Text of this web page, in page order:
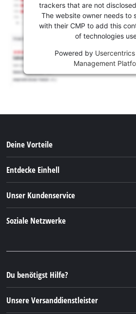
trackers that are not
The website owner needs to
with their CMP to add this
of technologies
Powered by
Management
Deine Vorteile
Entdecke Einhell
Nachhaltigkeit
Unser Kundenservice
FAQs
Rücksendungen / Widerruf
Verpackungsrichtlinien
Soziale Netzwerke
Instagram
TikTok
Pinterest
Du benötigst Hilfe?
Unsere Versanddienstleister